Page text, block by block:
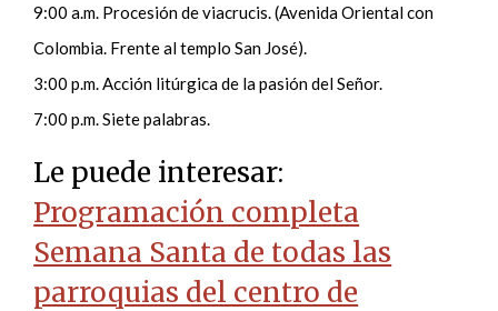
9:00 a.m. Procesión de viacrucis. (Avenida Oriental con
Colombia. Frente al templo San José).
3:00 p.m. Acción litúrgica de la pasión del Señor.
7:00 p.m. Siete palabras.
Le puede interesar:
Programación completa
Semana Santa de todas las
parroquias del centro de